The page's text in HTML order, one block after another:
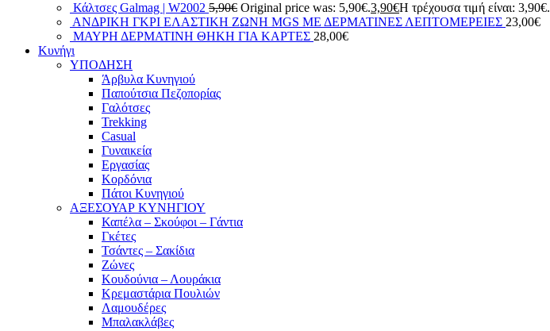
Κάλτσες Galmag | W2002 5,90€ Original price was: 5,90€.3,90€Η τρέχουσα τιμή είναι: 3,90€.
ΑΝΔΡΙΚΗ ΓΚΡΙ ΕΛΑΣΤΙΚΗ ΖΩΝΗ MGS ΜΕ ΔΕΡΜΑΤΙΝΕΣ ΛΕΠΤΟΜΕΡΕΙΕΣ 23,00€
ΜΑΥΡΗ ΔΕΡΜΑΤΙΝΗ ΘΗΚΗ ΓΙΑ ΚΑΡΤΕΣ 28,00€
Κυνήγι
ΥΠΟΔΗΣΗ
Άρβυλα Κυνηγιού
Παπούτσια Πεζοπορίας
Γαλότσες
Trekking
Casual
Γυναικεία
Εργασίας
Κορδόνια
Πάτοι Κυνηγιού
ΑΞΕΣΟΥΑΡ ΚΥΝΗΓΙΟΥ
Καπέλα – Σκούφοι – Γάντια
Γκέτες
Τσάντες – Σακίδια
Ζώνες
Κουδούνια – Λουράκια
Κρεμαστάρια Πουλιών
Λαμουδέρες
Μπαλακλάβες